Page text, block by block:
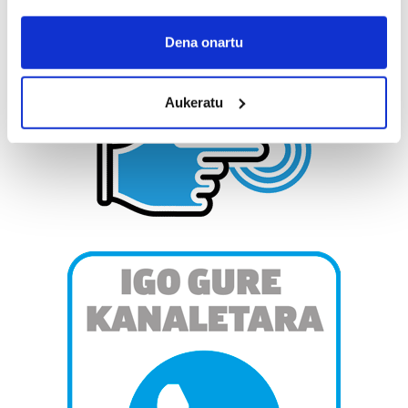
If you allow, we would also like to:
Collect information about your geographical
meters
Identify your device by actively scanning it for
specific characteristics (fingerprinting)
Find out more about how your personal data is processed
and set your preferences in thedetails section
Guk eta gure bazkideek zure datu pertsonalak
teknologia erabiliz, cookieak adibidez, iragarki eta eduki
pertsonalizatuak eskaintzeko, iragarkiak eta edukia
neurtzeko, jendeari buruzko informazioa biltzeko eta
produktuak garatzeko. Zure datuak nork eta zertarako
erabiltzen dituen hauta dezakezu.
Bazkide batzuek ez dizute baimenik eskatzen, eta beren
Dena onartu
Aukeratu